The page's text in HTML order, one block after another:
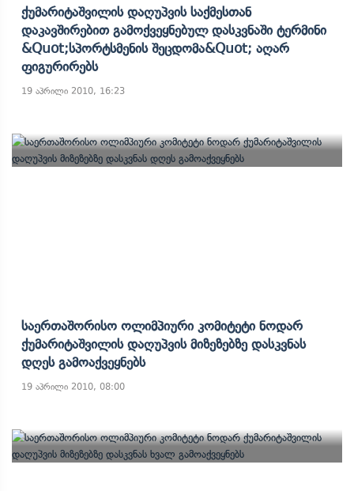
Ქუმარიტაშვილის Დაღუპვის Საქმესთან
Დაკავშირებით Გამოქვეყნებულ Დასკვნაში Ტერმინი
&quot;სპორტსმენის Შეცდომა&quot; Აღარ
Ფიგურირებს
19 აპრილი 2010, 16:23
Საერთაშორისო Ოლიმპიური Კომიტეტი Ნოდარ
Ქუმარიტაშვილის Დაღუპვის Მიზეზებზე Დასკვნას
Დღეს Გამოაქვეყნებს
19 აპრილი 2010, 08:00